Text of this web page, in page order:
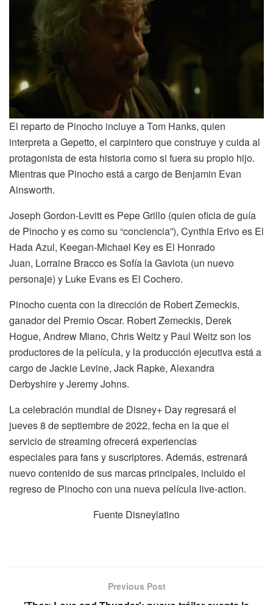
El reparto de Pinocho incluye a Tom Hanks, quien
interpreta a Gepetto, el carpintero que construye y cuida al
protagonista de esta historia como si fuera su propio hijo.
Mientras que Pinocho está a cargo de Benjamin Evan
Ainsworth.
Joseph Gordon-Levitt es Pepe Grillo (quien oficia de guía
de Pinocho y es como su “conciencia”), Cynthia Erivo es El
Hada Azul, Keegan-Michael Key es El Honrado
Juan, Lorraine Bracco es Sofía la Gaviota (un nuevo
personaje) y Luke Evans es El Cochero.
Pinocho cuenta con la dirección de Robert Zemeckis,
ganador del Premio Oscar. Robert Zemeckis, Derek
Hogue, Andrew Miano, Chris Weitz y Paul Weitz son los
productores de la película, y la producción ejecutiva está a
cargo de Jackie Levine, Jack Rapke, Alexandra
Derbyshire y Jeremy Johns.
La celebración mundial de Disney+ Day regresará el
jueves 8 de septiembre de 2022, fecha en la que el
servicio de streaming ofrecerá experiencias
especiales para fans y suscriptores. Además, estrenará
nuevo contenido de sus marcas principales, incluido el
regreso de Pinocho con una nueva película live-action.
Fuente Disneylatino
Previous Post